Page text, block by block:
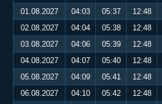
01.08.2027
04:03 05:37 12:48
02.08.2027
04:04 05:38 12:48
03.08.2027
04:06 05:39 12:48
04.08.2027
04:07 05:40 12:48
05.08.2027
04:09 05:41 12:48
06.08.2027
04:10 05:42 12:48